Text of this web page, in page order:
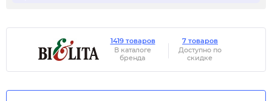
1419 товаров
В каталоге
бренда
7 товаров
Доступно по
скидке